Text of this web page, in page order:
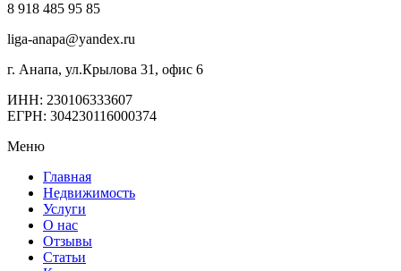
8 918 485 95 85
liga-anapa@yandex.ru
г. Анапа, ул.Крылова 31, офис 6
ИНН: 230106333607
ЕГРН: 304230116000374
Меню
Главная
Недвижимость
Услуги
О нас
Отзывы
Статьи